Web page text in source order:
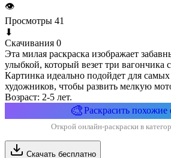
👁
Просмотры 41
⬇
Скачивания 0
Эта милая раскраска изображает
улыбкой, который везет три вагончика
Картинка идеально подойдет для
художников, чтобы развить мелкую
Возраст: 2-5 лет.
🎨Раскрасить похожие
Открой онлайн-раскраски в
Скачать бесплатно